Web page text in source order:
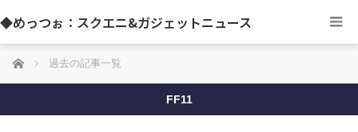
◆めっつぉ：スクエニ&ガジェットニュース
ホーム 過去の記事一覧
FF11